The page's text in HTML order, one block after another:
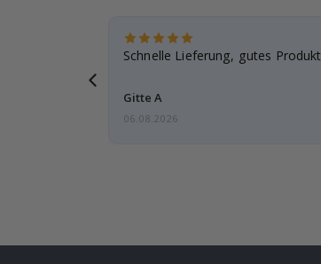
Schnelle Lieferung, gutes Produkt
Gitte A
06.08.2026